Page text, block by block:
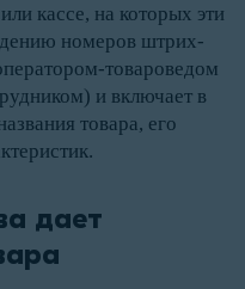
кассе, на которых эти
номеров штрих-
товароведом
и включает в
товара, его
дает